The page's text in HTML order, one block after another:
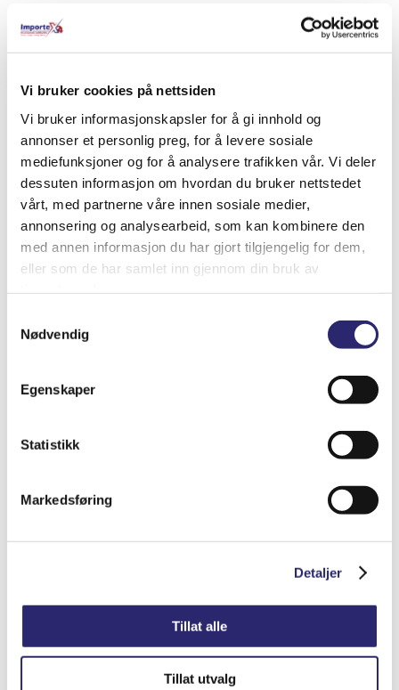
Vi bruker cookies på nettsiden
Vi bruker informasjonskapsler for å gi innhold og
annonser et personlig preg, for å levere sosiale
mediefunksjoner og for å analysere trafikken vår. Vi deler
dessuten informasjon om hvordan du bruker nettstedet
vårt, med partnerne våre innen sosiale medier,
annonsering og analysearbeid, som kan kombinere den
med annen informasjon du har gjort tilgjengelig for dem,
eller som de har samlet inn gjennom din bruk av
Nødvendig
Egenskaper
Statistikk
Markedsføring
Detaljer
Tillat alle
Tillat utvalg
Relaterte produkter
STARTER 10T 28MT ORG.DELCO
Legg i handlekurv
Detaljer